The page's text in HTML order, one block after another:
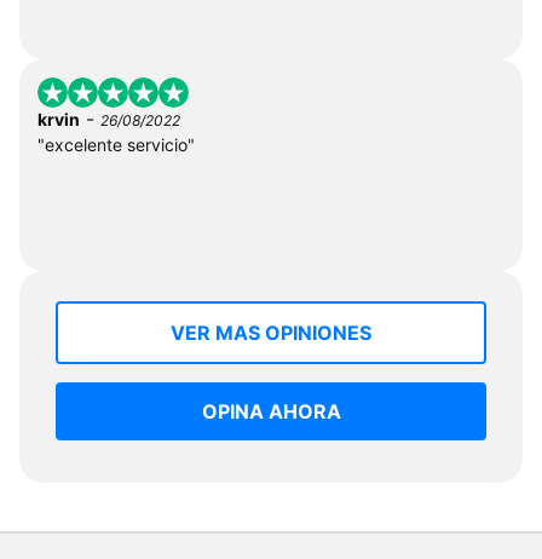
krvin - 26/08/2022
"excelente servicio"
VER MAS OPINIONES
OPINA AHORA